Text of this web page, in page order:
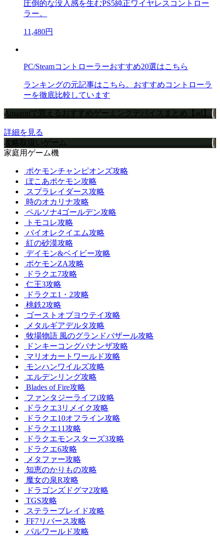
圧倒的な没入感を生むPS5純正ワイヤレスコントロー
ラー。
11,480円
PC/Steamコントローラーおすすめ20選はこちら
ランキングの元記事はこちら。おすすめコントローラ
ーを徹底比較しています
Amazonで買えるおすすめゲーミングデバイスまとめ【ad】
詳細を見る
攻略取扱いゲーム
家庭用ゲーム機
ポケモンチャンピオンズ攻略
ぽこあポケモン攻略
スプラレイダース攻略
時のオカリナ攻略
ペルソナ4ゴールデン攻略
トモコレ攻略
バイオレクイエム攻略
紅の砂漠攻略
デイモン&ベイビー攻略
ポケモンZA攻略
ドラクエ7攻略
仁王3攻略
ドラクエ1・2攻略
桃鉄2攻略
ゴーストオブヨウテイ攻略
メタルギアデルタ攻略
牧場物語 風のグランドバザール攻略
ドンキーコングバナンザ攻略
マリオカートワールド攻略
モンハンワイルズ攻略
エルデンリング攻略
Blades of Fire攻略
ファンタジーライフi攻略
ドラクエ3リメイク攻略
ドラクエ10オフライン攻略
ドラクエ11攻略
ドラクエモンスターズ3攻略
ドラクエ6攻略
メタファー攻略
知恵のかりもの攻略
魔女の泉R攻略
ドラゴンズドグマ2攻略
TGS攻略
ステラーブレイド攻略
FF7リバース攻略
パルワールド攻略